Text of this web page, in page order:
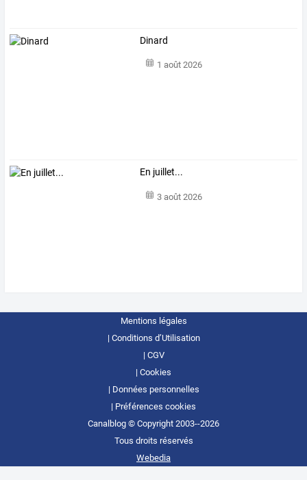
Dinard
1 août 2026
En juillet...
3 août 2026
Mentions légales
Conditions d’Utilisation
CGV
Cookies
Données personnelles
Préférences cookies
Canalblog © Copyright 2003--2026
Tous droits réservés
Webedia